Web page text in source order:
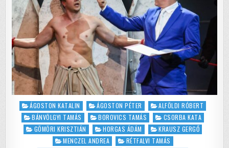
Posted
in
ÁGOSTON KATALIN ÁGOSTON PÉTER
ALFÖLDI RÓBERT
BÁNVÖLGYI TAMÁS
BOROVICS TAMÁS
CSORBA KATA
GÖMÖRI KRISZTIÁN
HORGAS ÁDÁM
KRAUSZ GERGŐ
MENCZEL ANDREA
RÉTFALVI TAMÁS